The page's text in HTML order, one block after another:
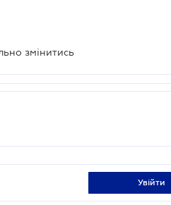
змінитись
увійти